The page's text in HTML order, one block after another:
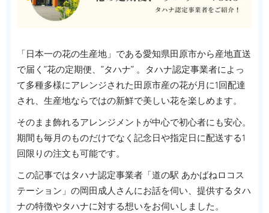
「日本一の花の生産地」である愛知県田原市から産地直送
で届く”花の定期便、”タハナ” 。タハナ認定事業者によっ
て多種多様にアレンジされた田原市産の花が月に1回配達
され、生産地ならではの新鮮で美しい花を楽しめます。
そのまま飾れるアレンジメントが中心で初心者にも安心。
期間も毎月のものだけでなく記念日や指定日に配送する1
回限りの注文も可能です。
この記事ではタハナ認定事業者「道の駅 あかばねロコス
テーション」の岡田成人さんにお話を伺い、提供するタハ
ナの特徴やタハナに対する想いをお伺いしました。